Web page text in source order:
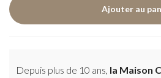
Depuis plus de 10 ans, la Maison